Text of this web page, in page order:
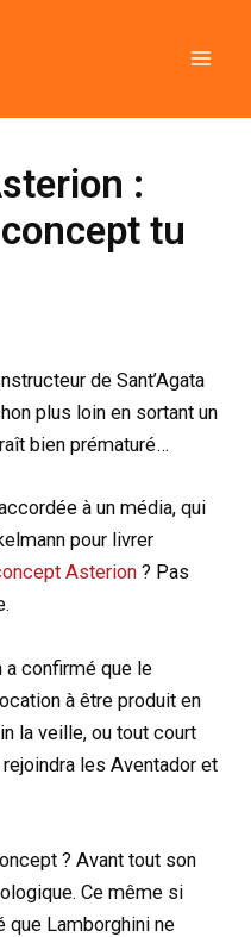
:
tu
de Sant’Agata
plus loin en sortant un
bien prématuré…
à un média, qui
pour livrer
Asterion ? Pas
a confirmé que le
à être produit en
la veille, ou tout court
les Aventador et
? Avant tout son
Ce même si
que Lamborghini ne